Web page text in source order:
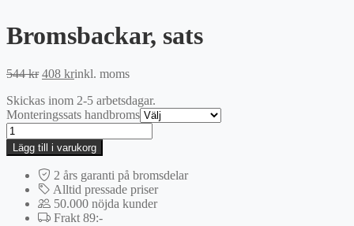
Bromsbackar, sats
544kr Det
priset
var:
408 krDet
priset
är:
inkl. moms
Skickas inom 2-5 arbetsdagar.
Monteringssats handbroms
Bromsbackar,
sats
mängd
Lägg till i varukorg
2 års garanti på bromsdelar
Alltid pressade priser
50.000 nöjda kunder
Frakt 89:-